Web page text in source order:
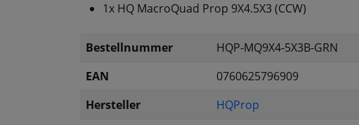
1x HQ MacroQuad Prop 9X4.5X3 (CCW)
Bestellnummer
HQP-MQ9X4-5X3B-GRN
EAN
0760625796909
Hersteller
HQProp